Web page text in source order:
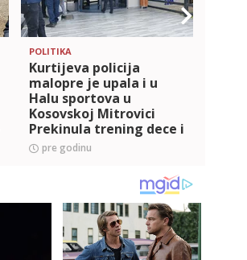
POLITIKA
Kurtijeva policija
malopre je upala i u
Halu sportova u
Kosovskoj Mitrovici
Prekinula trening dece i
naredila im svima da
napuste objekat
pre godinu